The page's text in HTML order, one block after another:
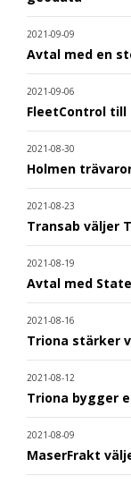
2021-09-09
Avtal med en
2021-09-06
FleetControl till
2021-08-30
Holmen
2021-08-23
Transab väljer
2021-08-19
Avtal med
2021-08-16
Triona stärker
2021-08-12
Triona bygger
2021-08-09
MaserFrakt